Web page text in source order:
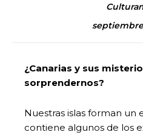
septiembre
¿Canarias y sus
sorprendernos?
Nuestras islas forman un
contiene algunos de los